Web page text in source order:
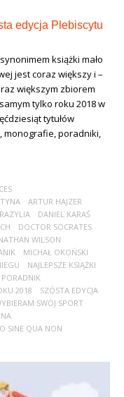
edycja Plebiscytu
książki mało
jest coraz większy i –
większym zbiorem
tylko roku 2018 w
tytułów
monografie, poradniki,
ARTUR HAJZER
DANIEL KARAŚ
DOCTOR SOCRATES
WILSON
MICHAŁ OKOŃSKI
NAJLEPSZE KSIĄŻKI
PORADNIK
2018
SZÓSTA EDYCJA
SWÓJ SPORT
SINE QUA NON